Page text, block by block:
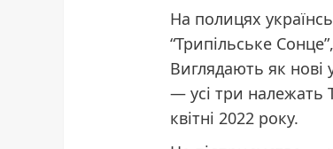
На полицях
“Трипільське
Виглядають як нові
— усі три належать
квітні 2022 року.